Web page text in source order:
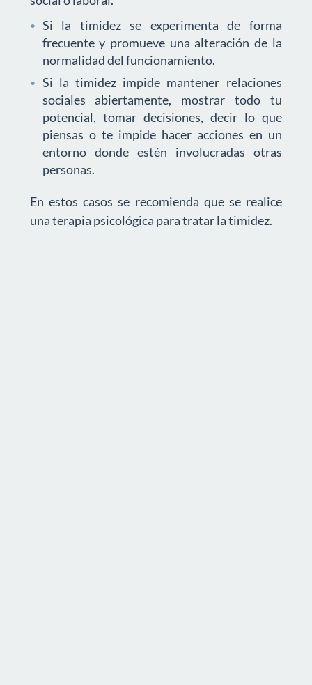
Si la timidez se experimenta de forma
frecuente y promueve una alteración de la
normalidad del funcionamiento.
Si la timidez impide mantener relaciones
sociales abiertamente, mostrar todo tu
potencial, tomar decisiones, decir lo que
piensas o te impide hacer acciones en un
entorno donde estén involucradas otras
personas.
En estos casos se recomienda que se realice
una terapia psicológica para tratar la timidez.